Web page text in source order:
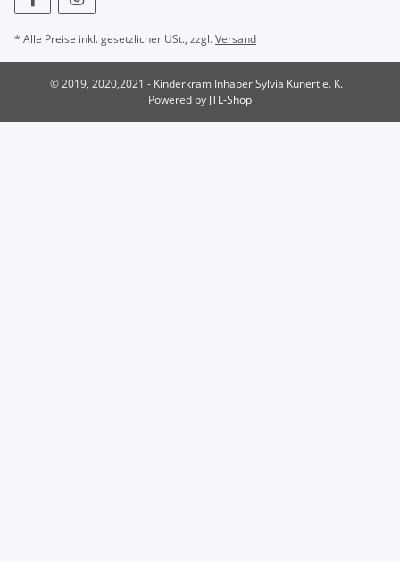
* Alle Preise inkl. gesetzlicher USt., zzgl.Versand
© 2019, 2020,2021 - Kinderkram Inhaber Sylvia Kunert e. K.
Powered by JTL-Shop